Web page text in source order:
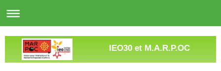
IEO30 et M.A.R.P.OC